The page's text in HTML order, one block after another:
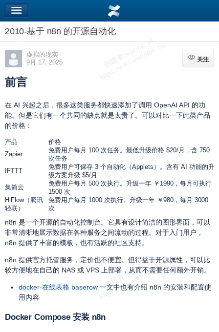
2010-基于 n8n 的开源自动化
虚拟的现实
9月 17, 2025
关注
关注
前言
在 AI 兴起之后，很多这类服务都快速添加了调用 OpenAI API 的功
能。但是它们有一个共同的缺点就是太贵了。可以对比一下此类产品
的价格：
产品
价格
Zapier
免费用户每月 100 次任务。最低升级价格 $20/月，含 750
次任务
IFTTT
免费用户可保存 3 个自动化（Applets）。含有 AI 功能的升
级方案升级 $5/月
集简云
免费用户每月 500 次执行。升级一年 ￥1990，每月可执行
1500 次
HiFlow（腾讯
轻联）
免费用户每月 1000 次执行。升级一年 ￥980，每月 3000
次
n8n 是一个开源的自动化控制台。它具有设计简洁的图形界面，可以
非常清晰地展示数据在各种服务之间流动的过程。对于入门用户，
n8n 提供了丰富的模板，也有活跃的社区支持。
n8n 提供官方托管服务，定价也不便宜。但得益于开源属性，可以比
较方便地在自己的 NAS 或 VPS 上部署，从而不需要任何额外开销。
docker-在线表格 baserow一文中也有介绍 n8n 的安装和配置使
用内容
Docker Compose 安装 n8n